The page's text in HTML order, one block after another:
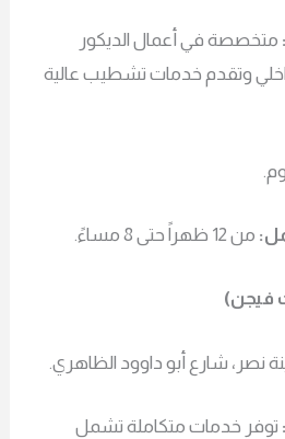
متخصصة في أعمال الديكور
وتقدم خدمات تشطيب عالية
من 12 ظهراً حتى 8 مساءً.
نصر، شارع أبو داوود الظاهري.
توفر خدمات متكاملة تشمل